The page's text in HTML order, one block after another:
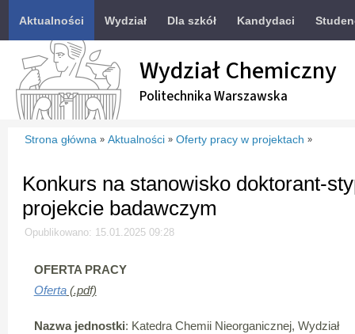
Aktualności Wydział Dla szkół Kandydaci
Wydział Chemiczny
Politechnika Warszawska
Strona główna » Aktualności » Oferty pracy w projektach »
Konkurs na stanowisko doktorant-
projekcie badawczym
Opublikowano: 15.01.2025 09:28
OFERTA PRACY
Oferta(.pdf)
Nazwa jednostki: Katedra Chemii Nieorganicznej, Wydział